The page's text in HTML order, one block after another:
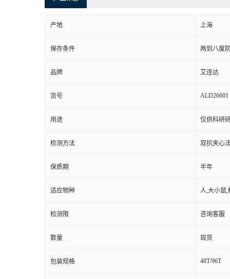
产地 上海
保存条件 两到八度
品牌 艾连达
货号 ALD26601
用途 仅供科研
检测方法 双抗夹心
保质期 半年
适应物种 人,大小鼠,
检测限 咨询客服
数量 现货
包装规格 48T/96T